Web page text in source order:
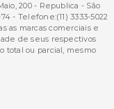
200 - Republica - São
74 - Telefone:(11) 3333-5022
as marcas comerciais e
de seus respectivos
total ou parcial, mesmo